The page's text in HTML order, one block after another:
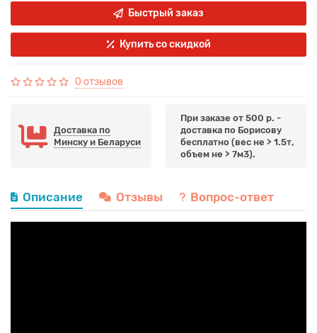
Быстрый заказ
Купить со скидкой
0 отзывов
Доставка по
Минску и Беларуси
При заказе от 500 р. -
доставка по Борисову
бесплатно (вес не > 1.5т,
объем не > 7м3).
Описание Отзывы Вопрос-ответ